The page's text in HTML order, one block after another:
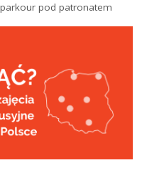
pod patronatem